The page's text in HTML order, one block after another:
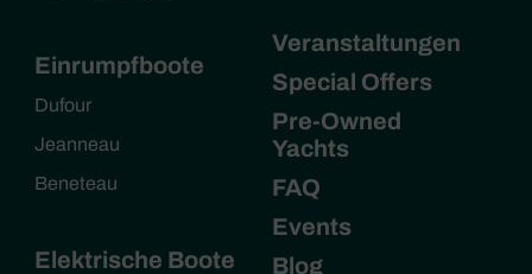
Einrumpfboote
Dufour
Jeanneau
Beneteau
Elektrische Boote
Veranstaltungen
Special Offers
Pre-Owned
Yachts
FAQ
Events
Blog